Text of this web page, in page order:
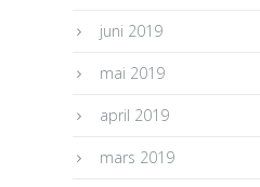
juni 2019
mai 2019
april 2019
mars 2019